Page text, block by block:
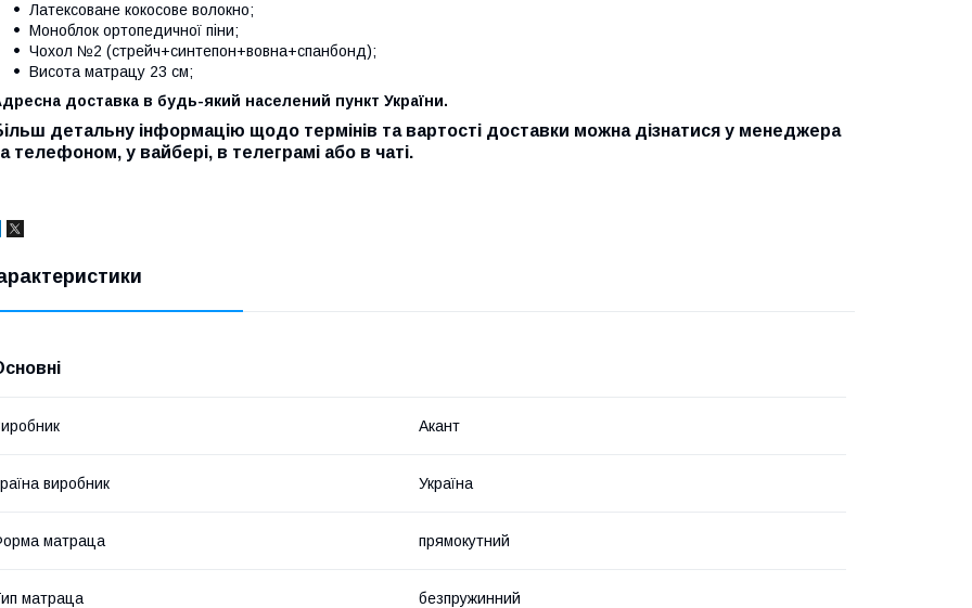
Латексоване кокосове волокно;
Моноблок ортопедичної піни;
Чохол №2 (стрейч+синтепон+вовна+спанбонд);
Висота матрацу 23 см;
доставка в будь-який населений пункт України.
детальну інформацію щодо термінів та вартості доставки можна дізнатися у менеджера
телефоном, у вайбері, в телеграмі або в чаті.
Акант
виробник Україна
матраца прямокутний
матраца безпружинний